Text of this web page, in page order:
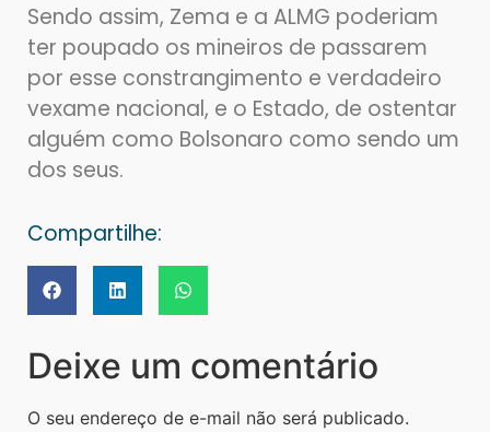
Sendo assim, Zema e a ALMG poderiam
ter poupado os mineiros de passarem
por esse constrangimento e verdadeiro
vexame nacional, e o Estado, de ostentar
alguém como Bolsonaro como sendo um
dos seus.
Compartilhe:
Deixe um comentário
O seu endereço de e-mail não será publicado.